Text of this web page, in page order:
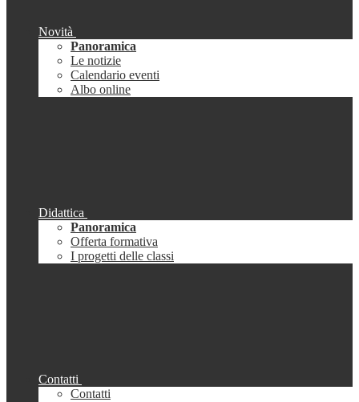
Novità
Panoramica
Le notizie
Calendario eventi
Albo online
Didattica
Panoramica
Offerta formativa
I progetti delle classi
Contatti
Contatti